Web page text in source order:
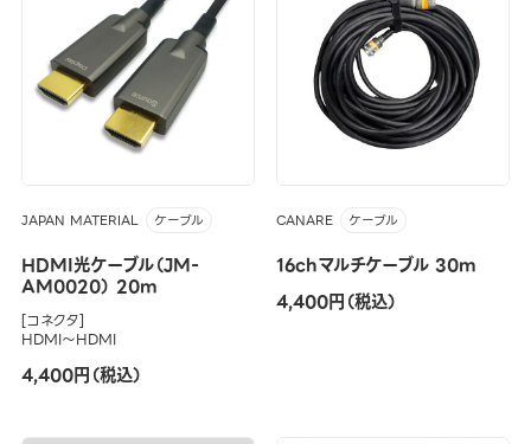
JAPAN MATERIAL ケーブル
HDMI光ケーブル（JM-
AM0020） 20m
[コネクタ]
HDMI～HDMI
4,400円（税込）
CANARE ケーブル
16chマルチケーブル 30m
4,400円（税込）